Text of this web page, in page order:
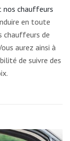
nos chauffeurs
en toute
chauffeurs de
aurez ainsi à
de suivre des